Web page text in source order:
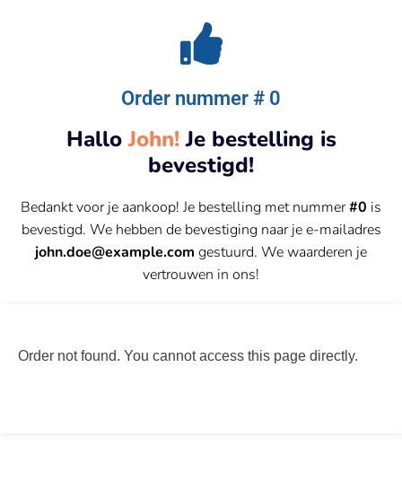
Order nummer # 0
HalloJohn! Je bestelling is
bevestigd!
Bedankt voor je aankoop! Je bestelling met nummer#0 is
bevestigd. We hebben de bevestiging naar je e-mailadres
john.doe@example.com gestuurd. We waarderen je
vertrouwen in ons!
Order not found. You cannot access this page directly.